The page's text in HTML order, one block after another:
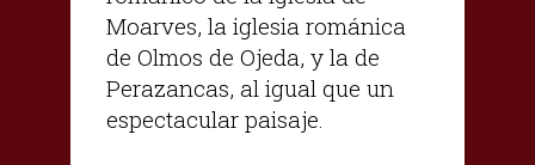
Moarves, la iglesia románica
de Olmos de Ojeda, y la de
Perazancas, al igual que un
espectacular paisaje.